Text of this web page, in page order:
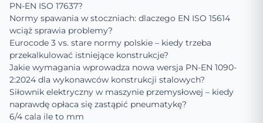
PN-EN ISO 17637?
Normy spawania w stoczniach: dlaczego EN ISO 15614
wciąż sprawia problemy?
Eurocode 3 vs. stare normy polskie – kiedy trzeba
przekalkulować istniejące konstrukcje?
Jakie wymagania wprowadza nowa wersja PN-EN 1090-
2:2024 dla wykonawców konstrukcji stalowych?
Siłownik elektryczny w maszynie przemysłowej – kiedy
naprawdę opłaca się zastąpić pneumatykę?
6/4 cala ile to mm